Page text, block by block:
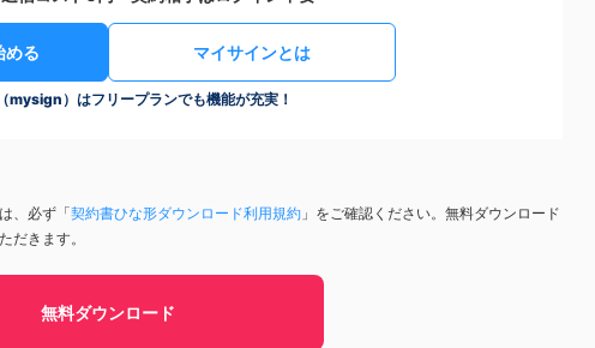
める マイサインとは
mysign）はフリープランでも機能が充実！
、必ず「契約書ひな形ダウンロード利用規約 」をご確認ください。無料ダウンロード
だきます。
無料ダウンロード